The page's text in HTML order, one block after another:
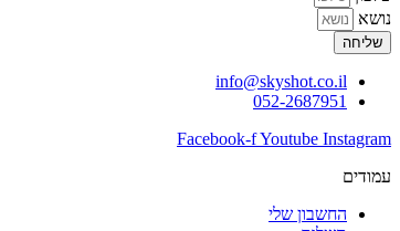
נושא
שליחה
info@skyshot.co.il
052-2687951
Facebook-fYoutube Instagram
עמודים
החשבון שלי